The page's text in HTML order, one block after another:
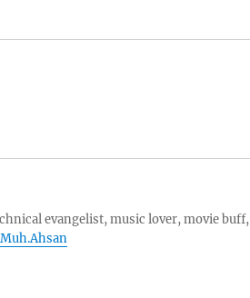
evangelist, music lover, movie buff,